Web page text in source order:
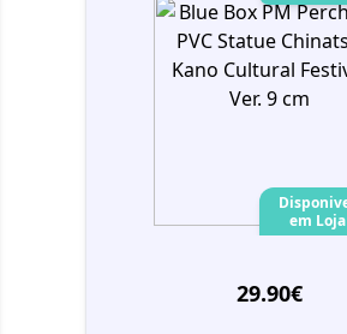
em Loja
29.90€